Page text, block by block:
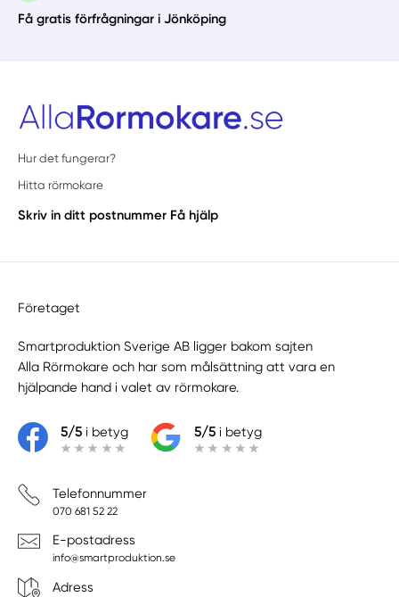
Få gratis förfrågningar i Jönköping
Hur det fungerar?
Hitta rörmokare
Skriv in ditt postnummer Få hjälp
Företaget
Smartproduktion Sverige AB ligger bakom sajten
Alla Rörmokare och har som målsättning att vara en
hjälpande hand i valet av rörmokare.
5/5i betyg 5/5i betyg
Telefonnummer
070 681 52 22
E-postadress
info@smartproduktion.se
Adress